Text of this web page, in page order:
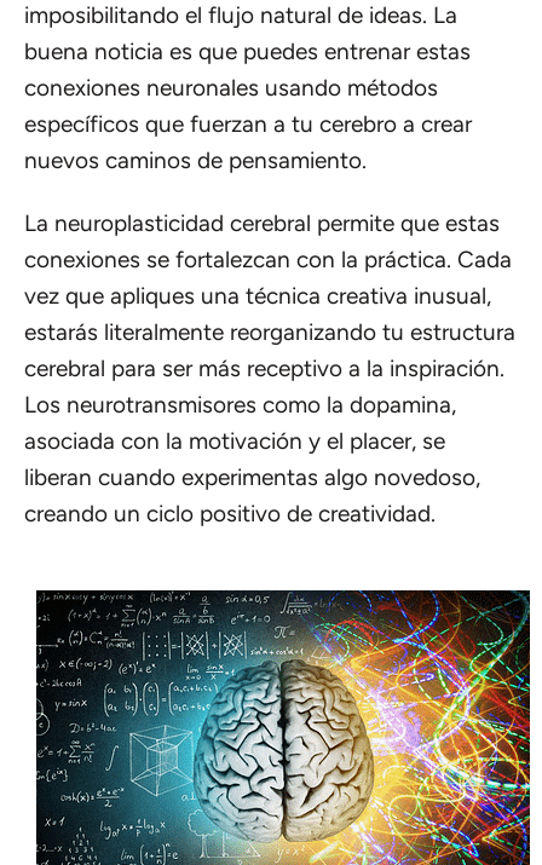
imposibilitando el flujo natural de ideas. La
buena noticia es que puedes entrenar estas
conexiones neuronales usando métodos
específicos que fuerzan a tu cerebro a crear
nuevos caminos de pensamiento.
La neuroplasticidad cerebral permite que estas
conexiones se fortalezcan con la práctica. Cada
vez que apliques una técnica creativa inusual,
estarás literalmente reorganizando tu estructura
cerebral para ser más receptivo a la inspiración.
Los neurotransmisores como la dopamina,
asociada con la motivación y el placer, se
liberan cuando experimentas algo novedoso,
creando un ciclo positivo de creatividad.